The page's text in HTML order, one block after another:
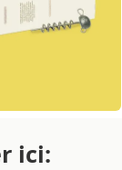
ici: